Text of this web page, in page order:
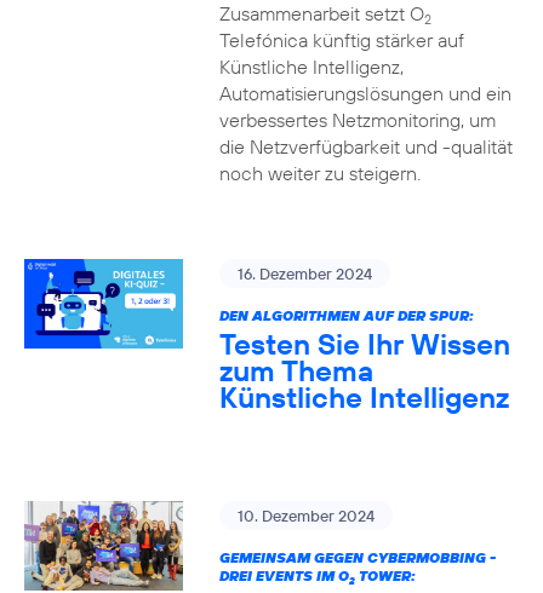
Zusammenarbeit setzt O2
Telefónica künftig stärker auf
Künstliche Intelligenz,
Automatisierungslösungen und ein
verbessertes Netzmonitoring, um
die Netzverfügbarkeit und -qualität
noch weiter zu steigern.
16. Dezember 2024
DEN ALGORITHMEN AUF DER SPUR:
Testen Sie Ihr Wissen
zum Thema
Künstliche Intelligenz
10. Dezember 2024
GEMEINSAM GEGEN CYBERMOBBING -
DREI EVENTS IM O2TOWER: